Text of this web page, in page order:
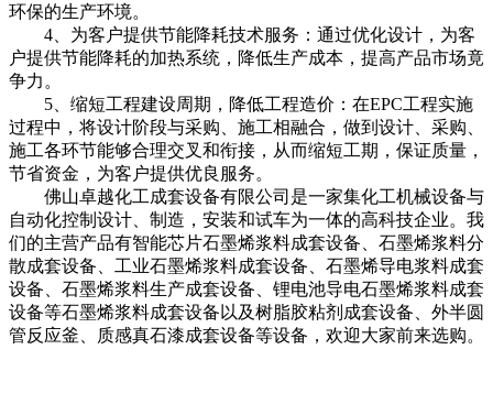
环保的生产环境。
4、为客户提供节能降耗技术服务：通过优化设计，为客
户提供节能降耗的加热系统，降低生产成本，提高产品市场竟
争力。
5、缩短工程建设周期，降低工程造价：在EPC工程实施
过程中，将设计阶段与采购、施工相融合，做到设计、采购、
施工各环节能够合理交叉和衔接，从而缩短工期，保证质量，
节省资金，为客户提供优良服务。
佛山卓越化工成套设备有限公司是一家集化工机械设备与
自动化控制设计、制造，安装和试车为一体的高科技企业。我
们的主营产品有智能芯片石墨烯浆料成套设备、石墨烯浆料分
散成套设备、工业石墨烯浆料成套设备、石墨烯导电浆料成套
设备、石墨烯浆料生产成套设备、锂电池导电石墨烯浆料成套
设备等石墨烯浆料成套设备以及树脂胶粘剂成套设备、外半圆
管反应釜、质感真石漆成套设备等设备，欢迎大家前来选购。